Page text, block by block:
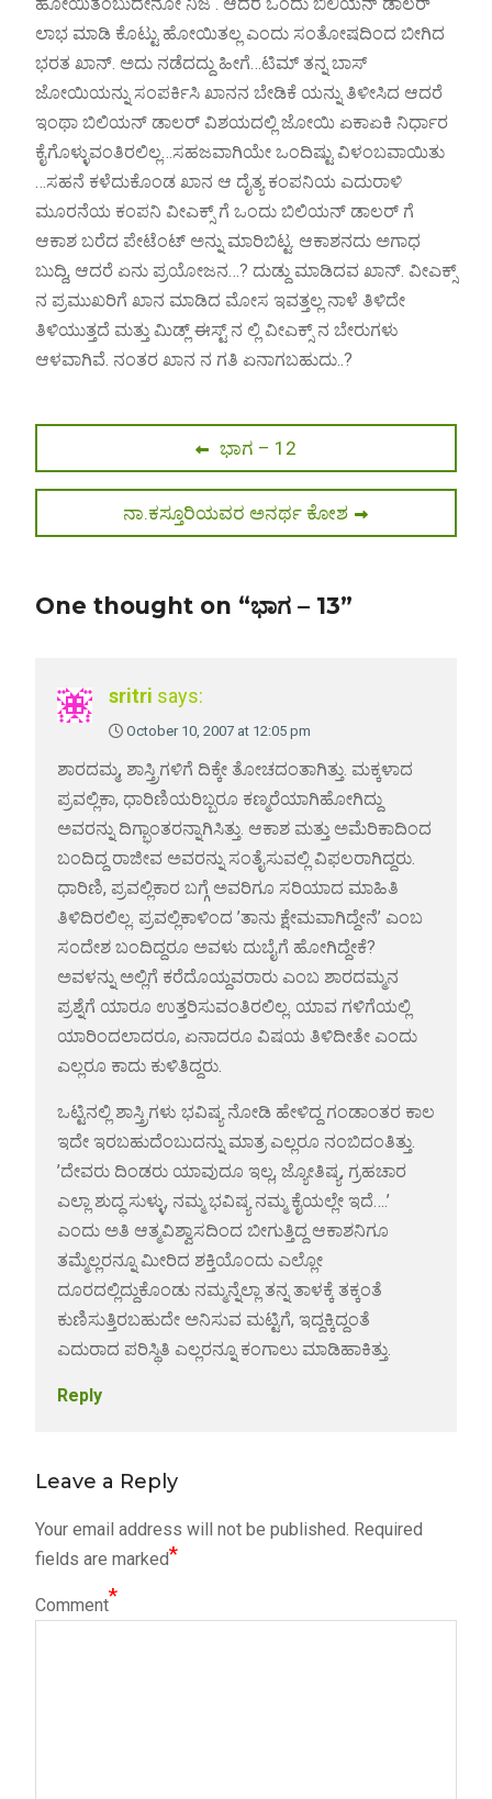
ಲಾಭ ಮಾಡಿ ಕೊಟ್ಟು ಹೋಯಿತಲ್ಲ ಎಂದು ಸಂತೋಷದಿಂದ ಬೀಗಿದ
ಭರತ ಖಾನ್. ಅದು ನಡೆದದ್ದು ಹೀಗೆ…ಟಿಮ್ ತನ್ನ ಬಾಸ್
ಜೋಯಿಯನ್ನು ಸಂಪರ್ಕಿಸಿ ಖಾನನ ಬೇಡಿಕೆ ಯನ್ನು ತಿಳೀಸಿದ ಆದರೆ
ಇಂಥಾ ಬಿಲಿಯನ್ ಡಾಲರ್ ವಿಶಯದಲ್ಲಿ ಜೋಯಿ ಏಕಾಏಕಿ ನಿರ್ಧಾರ
ಕೈಗೊಳ್ಳುವಂತಿರಲಿಲ್ಲ…ಸಹಜವಾಗಿಯೇ ಒಂದಿಷ್ಟು ವಿಳಂಬವಾಯಿತು
…ಸಹನೆ ಕಳೆದುಕೊಂಡ ಖಾನ ಆ ದೈತ್ಯ ಕಂಪನಿಯ ಎದುರಾಳಿ
ಮೂರನೆಯ ಕಂಪನಿ ವೀಎಕ್ಸ್ ಗೆ ಒಂದು ಬಿಲಿಯನ್ ಡಾಲರ್ ಗೆ
ಆಕಾಶ ಬರೆದ ಪೇಟೆಂಟ್ ಅನ್ನು ಮಾರಿಬಿಟ್ಟ. ಆಕಾಶನದು ಅಗಾಧ
ಬುದ್ದಿ, ಆದರೆ ಏನು ಪ್ರಯೋಜನ…? ದುಡ್ದು ಮಾಡಿದವ ಖಾನ್. ವೀಎಕ್ಸ್
ನ ಪ್ರಮುಖರಿಗೆ ಖಾನ ಮಾಡಿದ ಮೋಸ ಇವತ್ತಲ್ಲ ನಾಳೆ ತಿಳಿದೇ
ತಿಳಿಯುತ್ತದೆ ಮತ್ತು ಮಿಡ್ಲ್ ಈಸ್ಟ್ ನ ಲ್ಲಿ ವೀಎಕ್ಸ್ ನ ಬೇರುಗಳು
ಆಳವಾಗಿವೆ. ನಂತರ ಖಾನ ನ ಗತಿ ಏನಾಗಬಹುದು..?
navigation
Previous
post:
ಭಾಗ – 12
Next
post:
ನಾ.ಕಸ್ತೂರಿಯವರ ಅನರ್ಥ ಕೋಶ
One thought on “ಭಾಗ – 13”
sritri says:
October 10, 2007 at 12:05 pm
ಶಾರದಮ್ಮ, ಶಾಸ್ತ್ರಿಗಳಿಗೆ ದಿಕ್ಕೇ ತೋಚದಂತಾಗಿತ್ತು. ಮಕ್ಕಳಾದ
ಪ್ರವಲ್ಲಿಕಾ, ಧಾರಿಣಿಯರಿಬ್ಬರೂ ಕಣ್ಮರೆಯಾಗಿಹೋಗಿದ್ದು
ಅವರನ್ನು ದಿಗ್ಭಾಂತರನ್ನಾಗಿಸಿತ್ತು. ಆಕಾಶ ಮತ್ತು ಅಮೆರಿಕಾದಿಂದ
ಬಂದಿದ್ದ ರಾಜೀವ ಅವರನ್ನು ಸಂತೈಸುವಲ್ಲಿ ವಿಫಲರಾಗಿದ್ದರು.
ಧಾರಿಣಿ, ಪ್ರವಲ್ಲಿಕಾರ ಬಗ್ಗೆ ಅವರಿಗೂ ಸರಿಯಾದ ಮಾಹಿತಿ
ತಿಳಿದಿರಲಿಲ್ಲ. ಪ್ರವಲ್ಲಿಕಾಳಿಂದ ’ತಾನು ಕ್ಷೇಮವಾಗಿದ್ದೇನೆ’ ಎಂಬ
ಸಂದೇಶ ಬಂದಿದ್ದರೂ ಅವಳು ದುಬೈಗೆ ಹೋಗಿದ್ದೇಕೆ?
ಅವಳನ್ನು ಅಲ್ಲಿಗೆ ಕರೆದೊಯ್ದವರಾರು ಎಂಬ ಶಾರದಮ್ಮನ
ಪ್ರಶ್ನೆಗೆ ಯಾರೂ ಉತ್ತರಿಸುವಂತಿರಲಿಲ್ಲ. ಯಾವ ಗಳಿಗೆಯಲ್ಲಿ
ಯಾರಿಂದಲಾದರೂ, ಏನಾದರೂ ವಿಷಯ ತಿಳಿದೀತೇ ಎಂದು
ಎಲ್ಲರೂ ಕಾದು ಕುಳಿತಿದ್ದರು.
ಒಟ್ಟಿನಲ್ಲಿ ಶಾಸ್ತ್ರಿಗಳು ಭವಿಷ್ಯ ನೋಡಿ ಹೇಳಿದ್ದ ಗಂಡಾಂತರ ಕಾಲ
ಇದೇ ಇರಬಹುದೆಂಬುದನ್ನು ಮಾತ್ರ ಎಲ್ಲರೂ ನಂಬಿದಂತಿತ್ತು.
’ದೇವರು ದಿಂಡರು ಯಾವುದೂ ಇಲ್ಲ, ಜ್ಯೋತಿಷ್ಯ, ಗ್ರಹಚಾರ
ಎಲ್ಲಾ ಶುದ್ಧ ಸುಳ್ಳು, ನಮ್ಮ ಭವಿಷ್ಯ ನಮ್ಮ ಕೈಯಲ್ಲೇ ಇದೆ….’
ಎಂದು ಅತಿ ಆತ್ಮವಿಶ್ವಾಸದಿಂದ ಬೀಗುತ್ತಿದ್ದ ಆಕಾಶನಿಗೂ
ತಮ್ಮೆಲ್ಲರನ್ನೂ ಮೀರಿದ ಶಕ್ತಿಯೊಂದು ಎಲ್ಲೋ
ದೂರದಲ್ಲಿದ್ದುಕೊಂಡು ನಮ್ಮನ್ನೆಲ್ಲಾ ತನ್ನ ತಾಳಕ್ಕೆ ತಕ್ಕಂತೆ
ಕುಣಿಸುತ್ತಿರಬಹುದೇ ಅನಿಸುವ ಮಟ್ಟಿಗೆ, ಇದ್ದಕ್ಕಿದ್ದಂತೆ
ಎದುರಾದ ಪರಿಸ್ಥಿತಿ ಎಲ್ಲರನ್ನೂ ಕಂಗಾಲು ಮಾಡಿಹಾಕಿತ್ತು.
Reply
Leave a Reply
Your email address will not be published. Required
fields are marked*
Comment*